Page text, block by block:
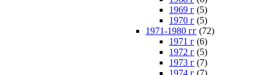
1969 г (5)
1970 г (5)
1971-1980 гг (72)
1971 г (6)
1972 г (5)
1973 г (7)
1974 г (7)